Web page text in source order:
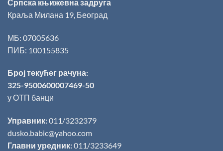
Српска књижевна задруга
Краља Милана 19, Београд
МБ: 07005636
ПИБ: 100155835
Број текућег рачуна:
325-9500600007469-50
у ОТП банци
Управник:011/3232379
dusko.babic@yahoo.com
Главни уредник:011/3233649